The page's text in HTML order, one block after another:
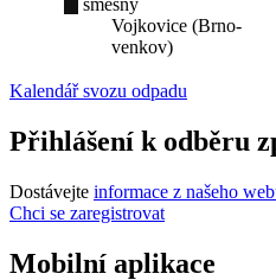
Vojkovice (Brno-
venkov)
Kalendář svozu odpadu
Přihlášení k odběru
Dostávejte informace z našeho
Chci se zaregistrovat
Mobilní aplikace